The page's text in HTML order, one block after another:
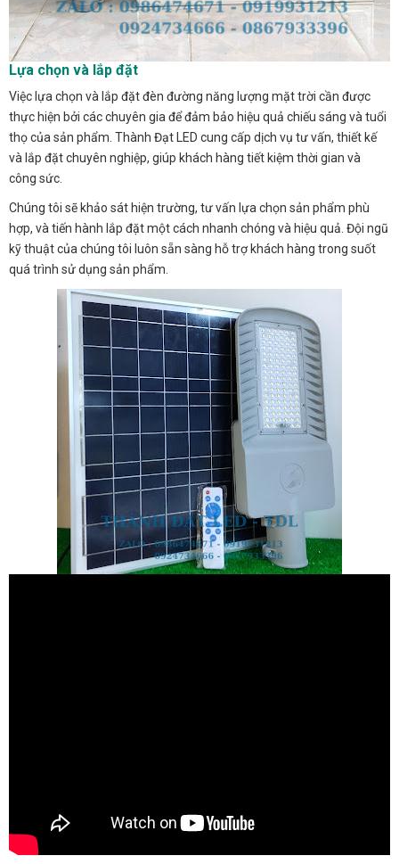
Lựa chọn và lắp đặt
Việc lựa chọn và lắp đặt đèn đường năng lượng mặt trời cần được
thực hiện bởi các chuyên gia để đảm bảo hiệu quả chiếu sáng và tuổi
thọ của sản phẩm. Thành Đạt LED cung cấp dịch vụ tư vấn, thiết kế
và lắp đặt chuyên nghiệp, giúp khách hàng tiết kiệm thời gian và
công sức.
Chúng tôi sẽ khảo sát hiện trường, tư vấn lựa chọn sản phẩm phù
hợp, và tiến hành lắp đặt một cách nhanh chóng và hiệu quả. Đội ngũ
kỹ thuật của chúng tôi luôn sẵn sàng hỗ trợ khách hàng trong suốt
quá trình sử dụng sản phẩm.